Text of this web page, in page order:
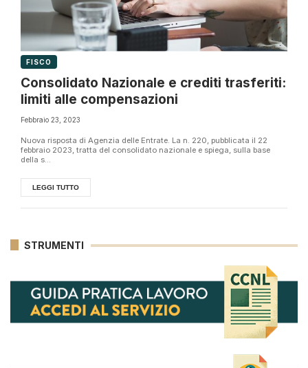
FISCO
Consolidato Nazionale e crediti trasferiti:
limiti alle compensazioni
Febbraio 23, 2023
Nuova risposta di Agenzia delle Entrate. La n. 220, pubblicata il 22
febbraio 2023, tratta del consolidato nazionale e spiega, sulla base
della s...
LEGGI TUTTO
STRUMENTI